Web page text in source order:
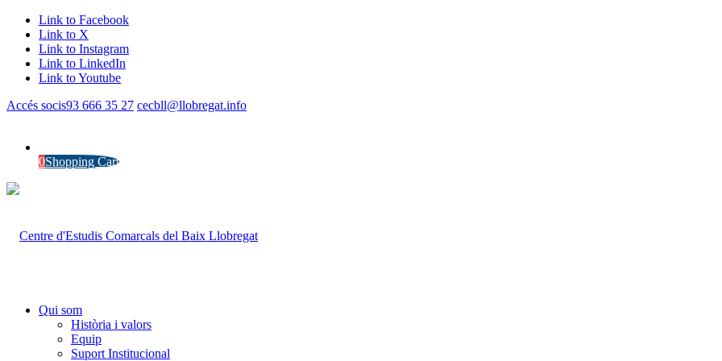
Link to Facebook
Link to X
Link to Instagram
Link to LinkedIn
Link to Youtube
Accés socis93 666 35 27 cecbll@llobregat.info
0Shopping Cart
Qui som
Història i valors
Equip
Suport Institucional